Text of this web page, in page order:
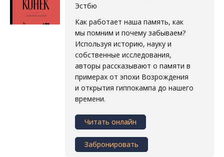
Эстбю
Как работает наша память, как
мы помним и почему забываем?
Используя историю, науку и
собственные исследования,
авторы рассказывают о памяти в
примерах от эпохи Возрождения
и открытия гиппокампа до нашего
времени.
Читать онлайн
Забронировать